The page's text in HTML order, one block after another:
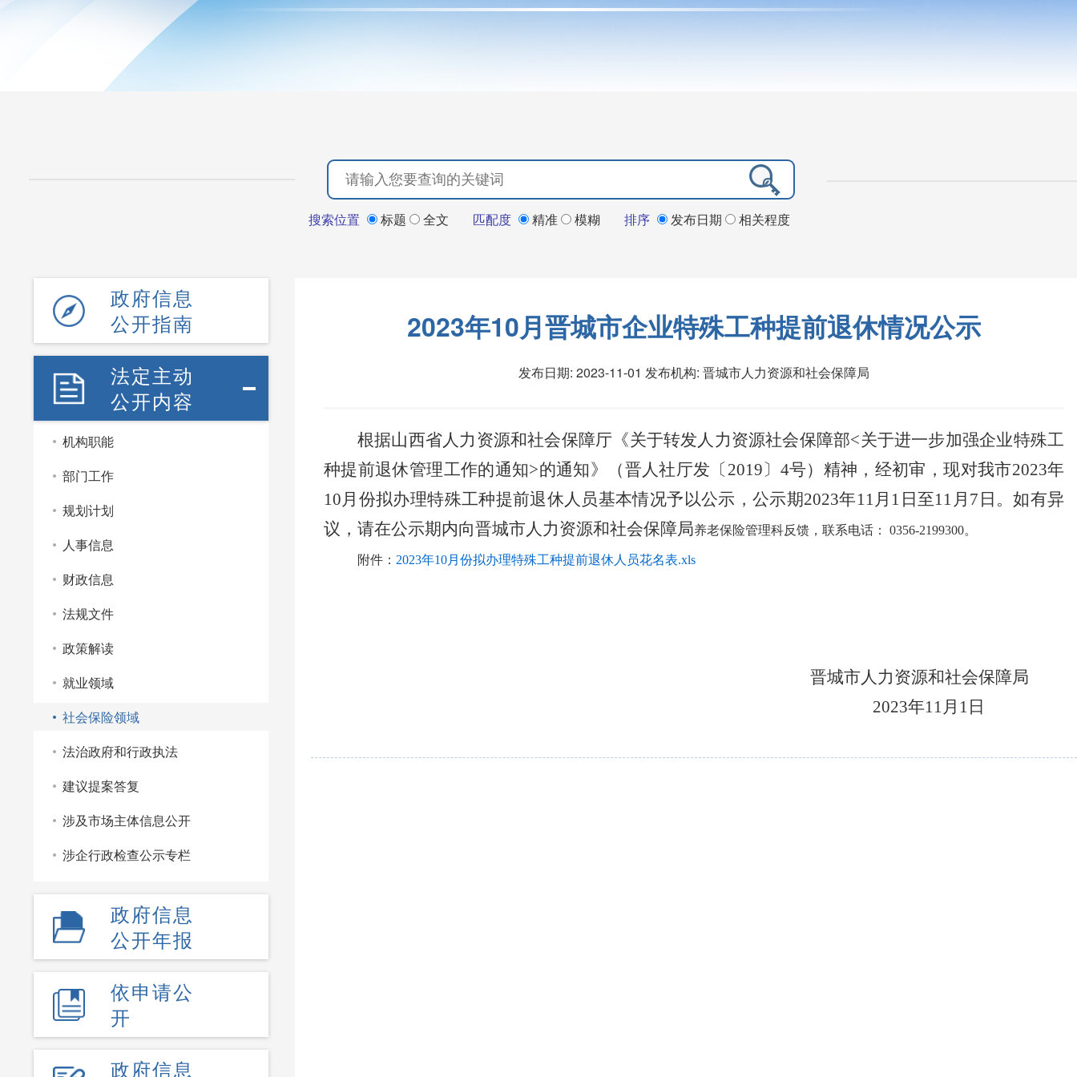
搜索位置 标题 全文 匹配度 精准 模糊 排序 发布日期 相关程度
政府信息
公开指南
法定主动
公开内容
机构职能
部门工作
规划计划
人事信息
财政信息
法规文件
政策解读
就业领域
社会保险领域
法治政府和行政执法
建议提案答复
涉及市场主体信息公开
涉企行政检查公示专栏
政府信息
公开年报
依申请公
开
政府信息
2023年10月晋城市企业特殊工种提前退休情况公示
发布日期: 2023-11-01 发布机构: 晋城市人力资源和社会保障局
根据山西省人力资源和社会保障厅《关于转发人力资源社会保障部<关于进一步加强企业特殊工
种提前退休管理工作的通知>的通知》（晋人社厅发〔2019〕4号）精神，经初审，现对我市2023年
10月份拟办理特殊工种提前退休人员基本情况予以公示，公示期2023年11月1日至11月7日。如有异
议，请在公示期内向晋城市人力资源和社会保障局养老保险管理科反馈，联系电话： 0356-2199300。
附件： 2023年10月份拟办理特殊工种提前退休人员花名表.xls
晋城市人力资源和社会保障局
2023年11月1日